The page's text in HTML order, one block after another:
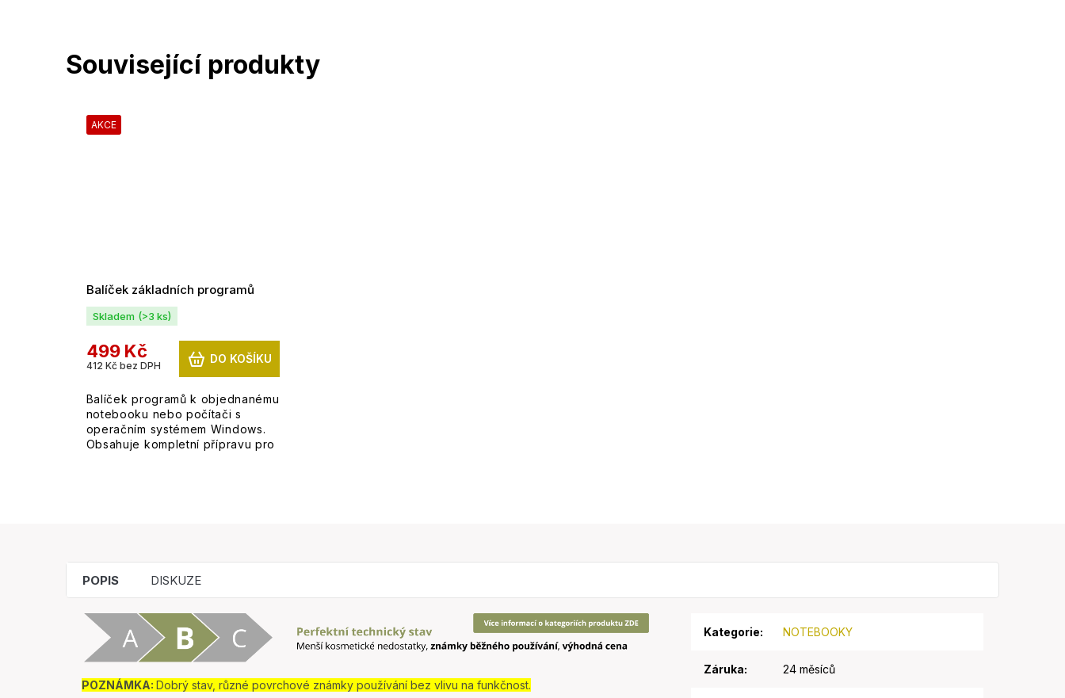
Související produkty
AKCE
Balíček základních programů
Skladem (>3 ks)
412 Kč bez DPH
499 Kč DO KOŠÍKU
Balíček programů k objednanému
notebooku nebo počítači s
operačním systémem Windows.
Obsahuje kompletní přípravu pro
POPIS DISKUZE
POZNÁMKA: Dobrý stav, různé povrchové známky používání bez vlivu na funkčnost.
Kategorie: NOTEBOOKY
Záruka: 24 měsíců